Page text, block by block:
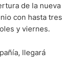
de la nueva
con hasta tres
y viernes.
llegará